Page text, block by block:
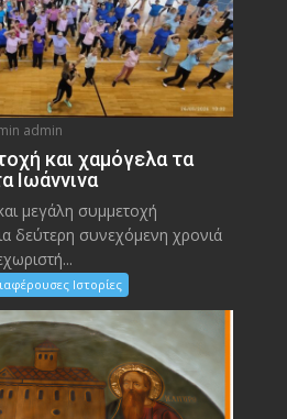
admin
και χαμόγελα τα
Ιωάννινα
μεγάλη συμμετοχή
δεύτερη συνεχόμενη χρονιά
Ιστορίες